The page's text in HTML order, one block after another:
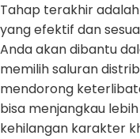
Tahap terakhir
yang efektif dan
Anda akan dibantu
memilih saluran
mendorong
bisa menjangkau
kehilangan karakter